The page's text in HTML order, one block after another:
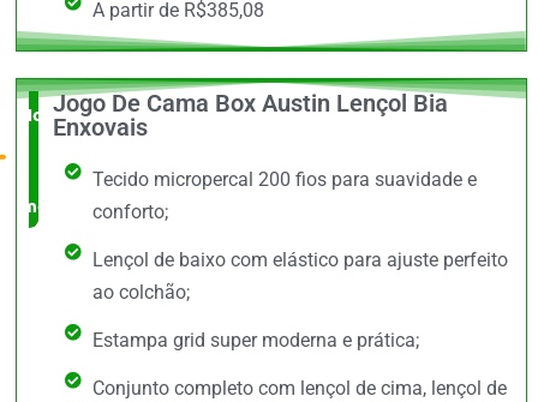
A partir de R$385,08
Novidade
no
mercado
Jogo De Cama Box Austin Lençol Bia
Enxovais
Tecido micropercal 200 fios para suavidade e
conforto;
Lençol de baixo com elástico para ajuste perfeito
ao colchão;
Estampa grid super moderna e prática;
Conjunto completo com lençol de cima, lençol de